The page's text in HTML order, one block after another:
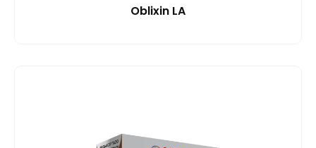
Oblixin LA